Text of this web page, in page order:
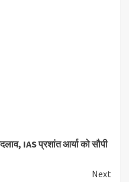
IAS प्रशांत आर्या को सौपी
Next